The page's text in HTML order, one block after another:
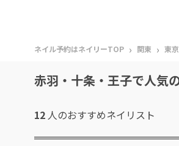
ネイル予約はネイリーTOP › 関東 › 東
赤羽・十条・王子で人気
12 人のおすすめネイリスト